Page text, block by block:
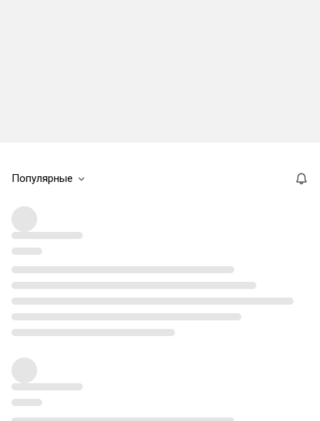
Популярные